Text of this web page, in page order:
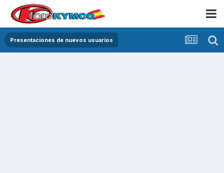
Presentaciones de nuevos usuarios